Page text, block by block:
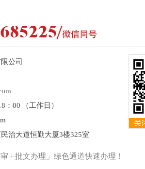
公司
：00 （工作日）
治大道恒勤大厦3楼325室
+ 批文办理」绿色通道快速办理！